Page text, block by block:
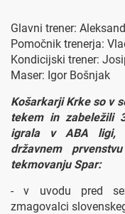
Glavni trener:
Pomočnik trenerja:
Kondicijski trener:
Maser: Igor Bošnjak
Košarkarji Krke so v
tekem in zabeležili
igrala v ABA ligi,
državnem
tekmovanju Spar:
- v uvodu pred
zmagovalci